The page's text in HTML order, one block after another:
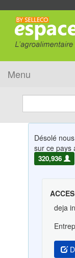
Menu
Désolé
sur ce pays
320,936
deja